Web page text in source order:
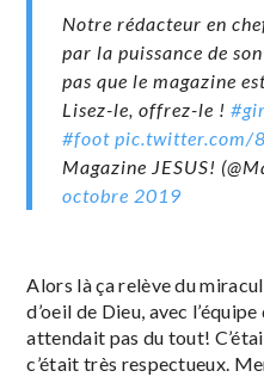
Notre rédacteur en
par la puissance de
pas que le magazine
Lisez-le, offrez-le !
#foot pic.twitter.com/
Magazine JESUS!
octobre 2019
Alors là ça relève du
d’oeil de Dieu, avec l’équipe
attendait pas du tout!
c’était très respectueux.